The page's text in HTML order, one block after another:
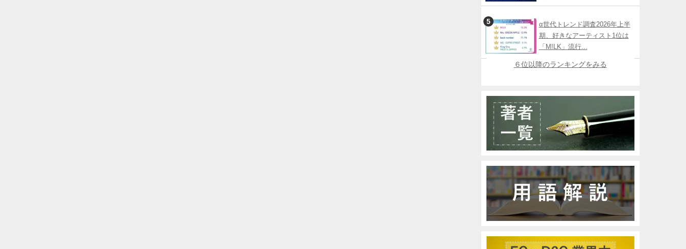
α世代トレンド調査2026年上半
期、好きなアーティスト1位は
「M!LK」流行...
６位以降のランキングをみる